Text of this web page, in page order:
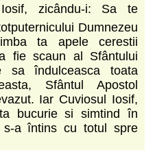
zicându-i: Sa te
Dumnezeu
ta apele cerestii
fie scaun al Sfântului
sa îndulceasca toata
Sfântul Apostol
Iar Cuviosul Iosif,
bucurie si simtind în
s-a întins cu totul spre